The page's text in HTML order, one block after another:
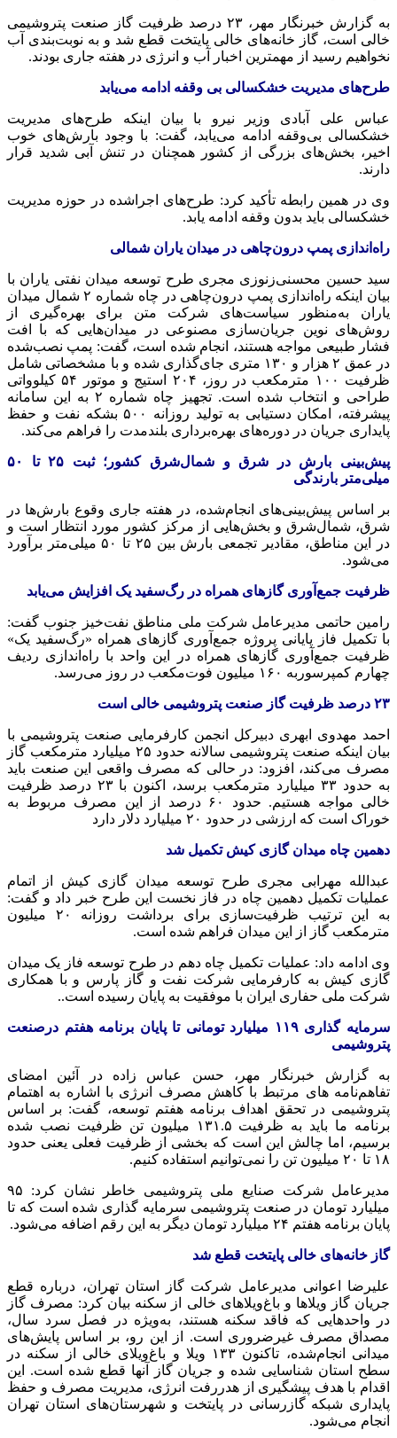
به گزارش خبرنگار مهر، ۲۳ درصد ظرفیت گاز صنعت پتروشیمی
خالی است، گاز خانه‌های خالی پایتخت قطع شد و به نوبت‌بندی آب
نخواهیم رسید از مهمترین اخبار آب و انرژی در هفته جاری بودند.
طرح‌های مدیریت خشکسالی بی وقفه ادامه می‌یابد
عباس علی آبادی وزیر نیرو با بیان اینکه طرح‌های مدیریت
خشکسالی بی‌وقفه ادامه می‌یابد، گفت: با وجود بارش‌های خوب
اخیر، بخش‌های بزرگی از کشور همچنان در تنش آبی شدید قرار
دارند.
وی در همین رابطه تأکید کرد: طرح‌های اجراشده در حوزه مدیریت
خشکسالی باید بدون وقفه ادامه یابد.
راه‌اندازی پمپ درون‌چاهی در میدان یاران شمالی
سید حسین محسنی‌زنوزی مجری طرح توسعه میدان نفتی یاران با
بیان اینکه راه‌اندازی پمپ درون‌چاهی در چاه شماره ۲ شمال میدان
یاران به‌منظور سیاست‌های شرکت متن برای بهره‌گیری از
روش‌های نوین جریان‌سازی مصنوعی در میدان‌هایی که با افت
فشار طبیعی مواجه هستند، انجام شده است، گفت: پمپ نصب‌شده
در عمق ۲ هزار و ۱۳۰ متری جای‌گذاری شده و با مشخصاتی شامل
ظرفیت ۱۰۰ مترمکعب در روز، ۲۰۴ استیج و موتور ۵۴ کیلوواتی
طراحی و انتخاب شده است. تجهیز چاه شماره ۲ به این سامانه
پیشرفته، امکان دستیابی به تولید روزانه ۵۰۰ بشکه نفت و حفظ
پایداری جریان در دوره‌های بهره‌برداری بلندمدت را فراهم می‌کند.
پیش‌بینی بارش در شرق و شمال‌شرق کشور؛ ثبت تا
میلی‌متر بارندگی
بر اساس پیش‌بینی‌های انجام‌شده، در هفته جاری وقوع بارش‌ها در
شرق، شمال‌شرق و بخش‌هایی از مرکز کشور مورد انتظار است و
در این مناطق، مقادیر تجمعی بارش بین ۲۵ تا ۵۰ میلی‌متر برآورد
می‌شود.
ظرفیت جمع‌آوری گازهای همراه در رگ‌سفید یک افزایش می‌یابد
رامین حاتمی مدیرعامل شرکت ملی مناطق نفت‌خیز جنوب گفت:
با تکمیل فاز پایانی پروژه جمع‌آوری گازهای همراه «رگ‌سفید یک»
ظرفیت جمع‌آوری گازهای همراه در این واحد با راه‌اندازی ردیف
چهارم کمپرسوربه
۲۳ درصد ظرفیت گاز صنعت پتروشیمی خالی است
احمد مهدوی ابهری دبیرکل انجمن کارفرمایی صنعت پتروشیمی با
بیان اینکه صنعت پتروشیمی سالانه حدود ۲۵ میلیارد مترمکعب گاز
مصرف می‌کند، افزود: در حالی که مصرف واقعی این صنعت باید
به حدود ۳۳ میلیارد مترمکعب برسد، اکنون با ۲۳ درصد ظرفیت
خالی مواجه هستیم. حدود ۶۰ درصد از این مصرف مربوط به
خوراک است که ارزشی در حدود ۲۰ میلیارد دلار دارد
دهمین چاه میدان گازی کیش تکمیل شد
عبدالله مهرابی مجری طرح توسعه میدان گازی کیش از اتمام
عملیات تکمیل دهمین چاه در فاز نخست این طرح خبر داد و گفت:
به این ترتیب ظرفیت‌سازی برای برداشت روزانه ۲۰ میلیون
مترمکعب گاز از این میدان فراهم شده است.
وی ادامه داد: عملیات تکمیل چاه دهم در طرح توسعه فاز یک میدان
گازی کیش به کارفرمایی شرکت نفت و گاز پارس و با همکاری
شرکت ملی حفاری ایران با موفقیت به پایان رسیده است..
سرمایه گذاری ۱۱۹ میلیارد تومانی تا پایان برنامه هفتم درصنعت
پتروشیمی
به گزارش خبرنگار مهر، حسن عباس زاده در آئین امضای
تفاهم‌نامههای مرتبط با کاهش مصرف انرژی با اشاره به اهتمام
پتروشیمی در تحقق اهداف برنامه هفتم توسعه، گفت: بر اساس
برنامه ما باید به ظرفیت ۱۳۱.۵ میلیون تن ظرفیت نصب شده
برسیم، اما چالش این است که بخشی از ظرفیت فعلی یعنی حدود
۱۸ تا ۲۰ میلیون تن را نمی‌توانیم استفاده کنیم.
مدیرعامل شرکت صنایع ملی پتروشیمی خاطر نشان کرد: ۹۵
میلیارد تومان در صنعت پتروشیمی سرمایه گذاری شده است که تا
پایان برنامه هفتم ۲۴ میلیارد تومان دیگر به این رقم اضافه می‌شود.
گاز خانه‌های خالی پایتخت قطع شد
علیرضا اعوانی مدیرعامل شرکت گاز استان تهران، درباره قطع
جریان گاز ویلاها و باغ‌ویلاهای خالی از سکنه بیان کرد: مصرف گاز
در واحدهایی که فاقد سکنه هستند، به‌ویژه در فصل سرد سال،
مصداق مصرف غیرضروری است. از این رو، بر اساس پایش‌های
میدانی انجام‌شده، تاکنون ۱۳۳ ویلا و باغ‌ویلای خالی از سکنه در
سطح استان شناسایی شده و جریان گاز آنها قطع شده است. این
اقدام با هدف پیشگیری از هدررفت انرژی، مدیریت مصرف و حفظ
پایداری شبکه گازرسانی در پایتخت و شهرستان‌های استان تهران
انجام می‌شود.